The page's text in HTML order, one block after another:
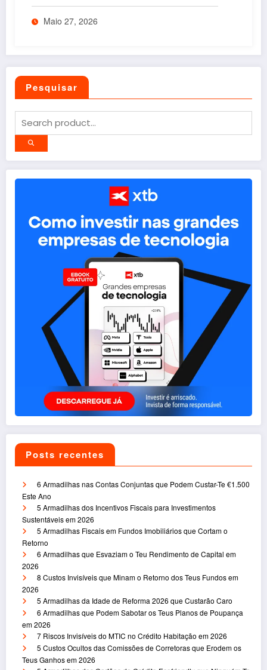
Maio 27, 2026
Pesquisar
Posts recentes
6 Armadilhas nas Contas Conjuntas que Podem Custar-Te €1.500
Este Ano
5 Armadilhas dos Incentivos Fiscais para Investimentos
Sustentáveis em 2026
5 Armadilhas Fiscais em Fundos Imobiliários que Cortam o
Retorno
6 Armadilhas que Esvaziam o Teu Rendimento de Capital em
2026
8 Custos Invisíveis que Minam o Retorno dos Teus Fundos em
2026
5 Armadilhas da Idade de Reforma 2026 que Custarão Caro
6 Armadilhas que Podem Sabotar os Teus Planos de Poupança
em 2026
7 Riscos Invisíveis do MTIC no Crédito Habitação em 2026
5 Custos Ocultos das Comissões de Corretoras que Erodem os
Teus Ganhos em 2026